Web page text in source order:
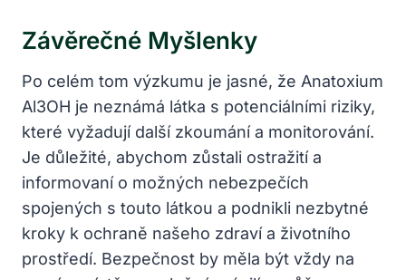
Závěrečné Myšlenky
Po celém tom výzkumu je jasné, že Anatoxium
Al3OH je neznámá látka s potenciálními riziky,
které vyžadují další zkoumání a monitorování.
Je důležité, abychom zůstali ostražití a
informovaní o možných nebezpečích
spojených s touto látkou a podnikli nezbytné
kroky k ochraně našeho zdraví a životního
prostředí. Bezpečnost by měla být vždy na